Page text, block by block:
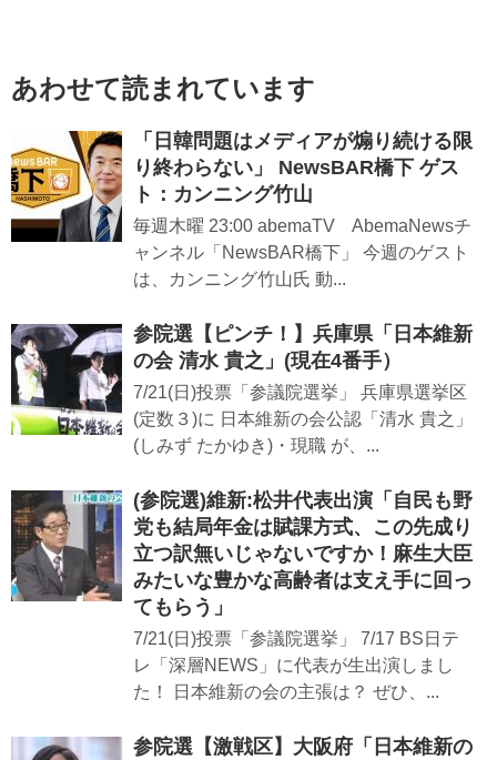
あわせて読まれています
「日韓問題はメディアが煽り続ける限
り終わらない」 NewsBAR橋下 ゲス
ト：カンニング竹山
毎週木曜 23:00 abemaTV AbemaNewsチ
ャンネル「NewsBAR橋下」 今週のゲスト
は、カンニング竹山氏 動...
参院選【ピンチ！】兵庫県「日本維新
の会 清水 貴之」(現在4番手）
7/21(日)投票「参議院選挙」 兵庫県選挙区
(定数３)に 日本維新の会公認「清水 貴之」
(しみず たかゆき)・現職 が、...
(参院選)維新:松井代表出演「自民も野
党も結局年金は賦課方式、この先成り
立つ訳無いじゃないですか！麻生大臣
みたいな豊かな高齢者は支え手に回っ
てもらう」
7/21(日)投票「参議院選挙」 7/17 BS日テ
レ「深層NEWS」に代表が生出演しまし
た！ 日本維新の会の主張は？ ぜひ、...
参院選【激戦区】大阪府「日本維新の